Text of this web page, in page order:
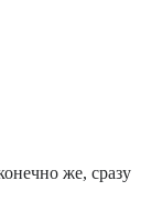
же, сразу